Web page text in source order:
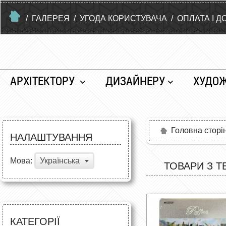
/ ГАЛЕРЕЯ / УГОДА КОРИСТУВАЧА / ОПЛАТА І
АРХІТЕКТОРУ ДИЗАЙНЕРУ
НАЛАШТУВАННЯ
Мова: Українська
КАТЕГОРІЇ
Головна
ТОВАРИ З